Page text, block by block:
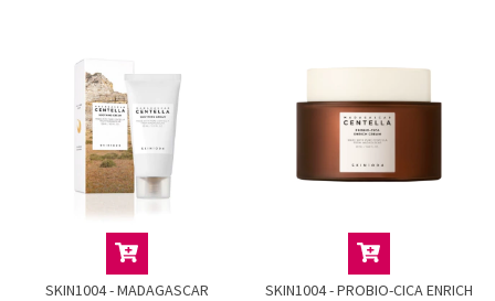
SKIN1004 - MADAGASCAR
SKIN1004 - PROBIO-CICA ENRICH